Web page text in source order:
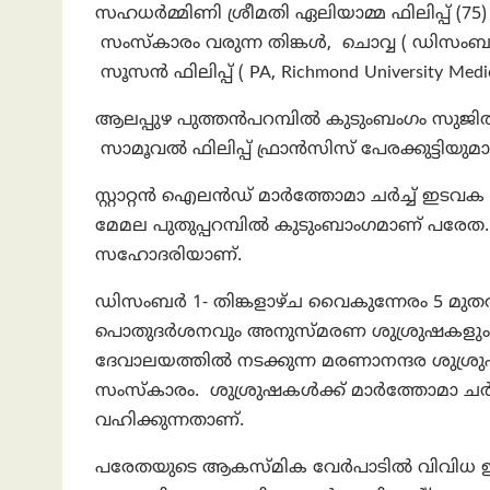
സഹധർമ്മിണി ശ്രീമതി ഏലിയാമ്മ ഫിലിപ്പ്
സംസ്കാരം വരുന്ന തിങ്കൾ, ചൊവ്വ ( ഡിസംബർ
സൂസൻ ഫിലിപ്പ് ( PA, Richmond University
ആലപ്പുഴ പുത്തൻപറമ്പിൽ കുടുംബംഗം സുജിത്
സാമൂവൽ ഫിലിപ്പ് ഫ്രാൻസിസ്
സ്റ്റാറ്റൻ ഐലൻഡ് മാർത്തോമാ ചർച്ച്
മേമല പുതുപ്പറമ്പിൽ കുടുംബാംഗമാണ് പരേത.
സഹോദരിയാണ്.
ഡിസംബർ 1- തിങ്കളാഴ്ച വൈകുന്നേരം 5
പൊതുദർശനവും അനുസ്മരണ ശുശ്രുഷകളും
ദേവാലയത്തിൽ നടക്കുന്ന മരണാനന്ദര
സംസ്കാരം. ശുശ്രുഷകൾക്ക് മാർത്തോമാ
വഹിക്കുന്നതാണ്.
പരേതയുടെ ആകസ്മിക വേർപാടിൽ വിവിധ